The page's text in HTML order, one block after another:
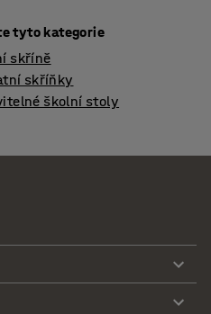
tyto kategorie
skříně
skříňky
školní stoly